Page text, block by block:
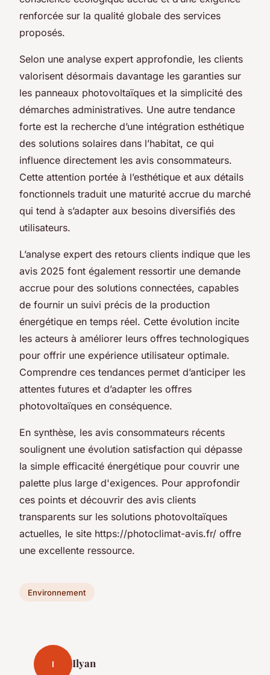
renforcée sur la qualité globale des services
proposés.
Selon une analyse expert approfondie, les clients
valorisent désormais davantage les garanties sur
les panneaux photovoltaïques et la simplicité des
démarches administratives. Une autre tendance
forte est la recherche d’une intégration esthétique
des solutions solaires dans l’habitat, ce qui
influence directement les avis consommateurs.
Cette attention portée à l’esthétique et aux détails
fonctionnels traduit une maturité accrue du marché
qui tend à s’adapter aux besoins diversifiés des
utilisateurs.
L’analyse expert des retours clients indique que les
avis 2025 font également ressortir une demande
accrue pour des solutions connectées, capables
de fournir un suivi précis de la production
énergétique en temps réel. Cette évolution incite
les acteurs à améliorer leurs offres technologiques
pour offrir une expérience utilisateur optimale.
Comprendre ces tendances permet d’anticiper les
attentes futures et d’adapter les offres
photovoltaïques en conséquence.
En synthèse, les avis consommateurs récents
soulignent une évolution satisfaction qui dépasse
la simple efficacité énergétique pour couvrir une
palette plus large d'exigences. Pour approfondir
ces points et découvrir des avis clients
transparents sur les solutions photovoltaïques
actuelles, le site https://photoclimat-avis.fr/ offre
une excellente ressource.
Environnement
I Ilyan